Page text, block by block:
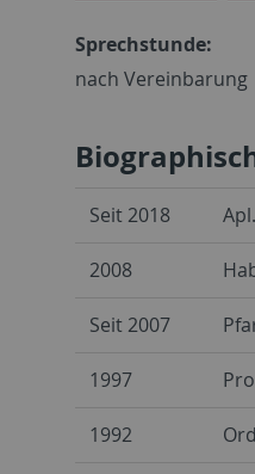
Sprechstunde:
nach Vereinbarung
Seit 2018
2008
Seit 2007
1997
1992